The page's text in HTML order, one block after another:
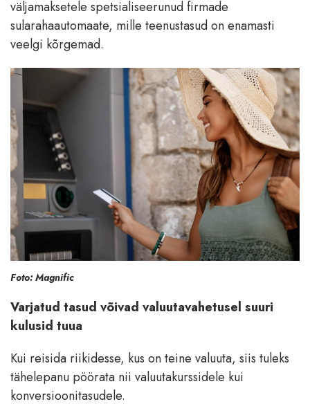
väljamaksetele spetsialiseerunud firmade
sularahaautomaate, mille teenustasud on enamasti
veelgi kõrgemad.
Foto: Magnific
Varjatud tasud võivad valuutavahetusel suuri
kulusid tuua
Kui reisida riikidesse, kus on teine valuuta, siis tuleks
tähelepanu pöörata nii valuutakurssidele kui
konversioonitasudele.